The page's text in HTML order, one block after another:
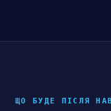
ЩО БУДЕ ПІСЛЯ